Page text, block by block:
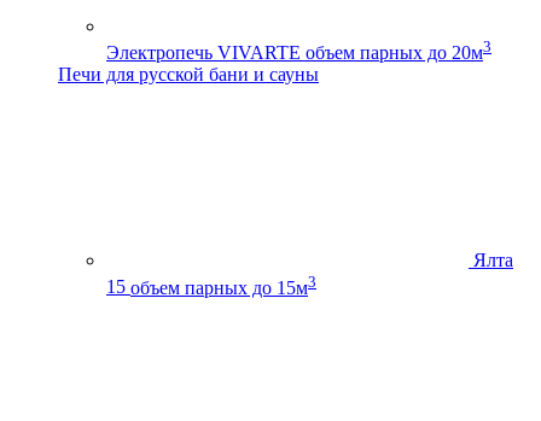
Электропечь VIVARTE объем парных до 20м3
Печи для русской бани и сауны
Ялта
15 объем парных до 15м3